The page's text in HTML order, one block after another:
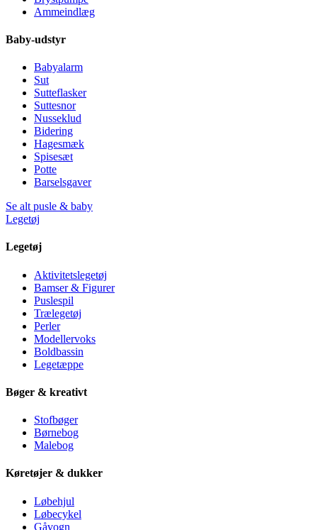
Ammeindlæg
Baby-udstyr
Babyalarm
Sut
Sutteflasker
Suttesnor
Nusseklud
Bidering
Hagesmæk
Spisesæt
Potte
Barselsgaver
Se alt pusle & baby
Legetøj
Legetøj
Aktivitetslegetøj
Bamser & Figurer
Puslespil
Trælegetøj
Perler
Modellervoks
Boldbassin
Legetæppe
Bøger & kreativt
Stofbøger
Børnebog
Malebog
Køretøjer & dukker
Løbehjul
Løbecykel
Gåvogn